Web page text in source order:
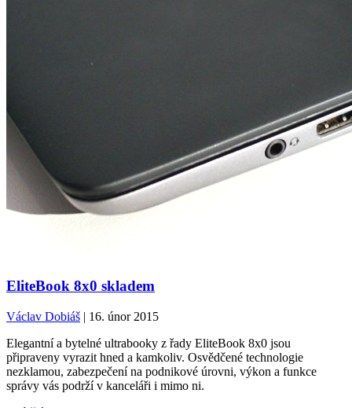
EliteBook 8x0 skladem
Václav Dobiáš | 16. únor 2015
Elegantní a bytelné ultrabooky z řady EliteBook 8x0 jsou
připraveny vyrazit hned a kamkoliv. Osvědčené technologie
nezklamou, zabezpečení na podnikové úrovni, výkon a funkce
správy vás podrží v kanceláři i mimo ni.